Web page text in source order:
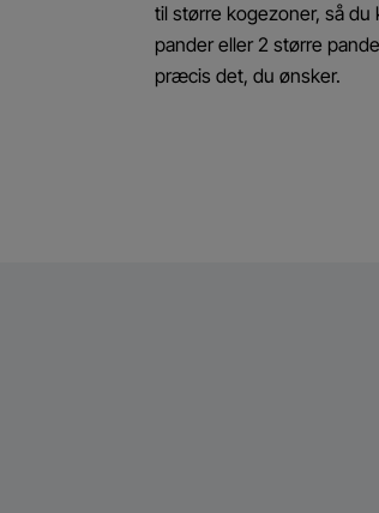
til større kogezoner, så du
pander eller 2 større
præcis det, du ønsker.